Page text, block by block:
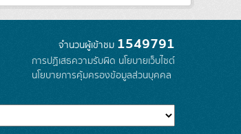
จำนวนผู้เข้าชม 1549791
การปฏิเสธความรับผิด นโยบายเว็บไซต์
นโยบายการคุ้มครองข้อมูลส่วนบุคคล